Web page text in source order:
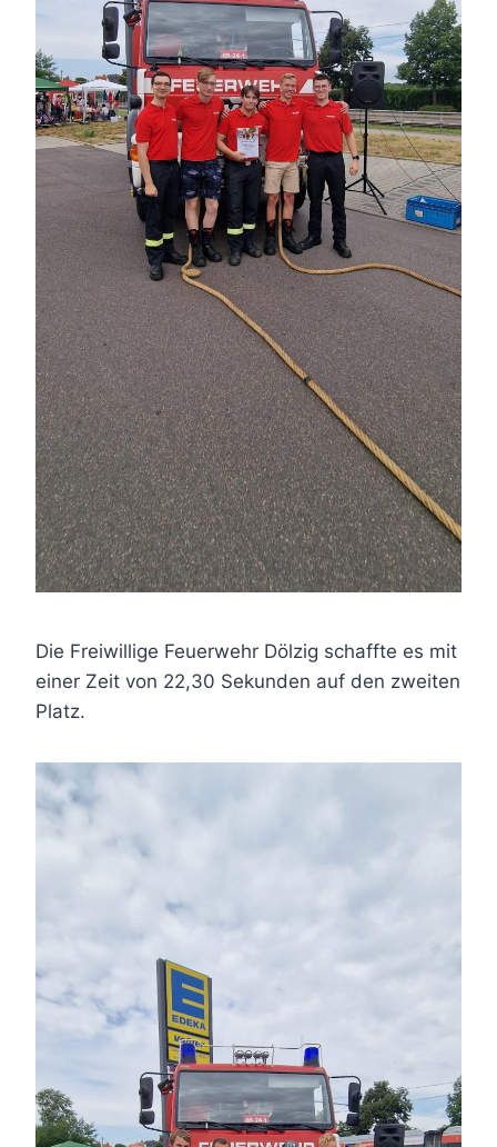
Die Freiwillige Feuerwehr Dölzig schaffte es mit
einer Zeit von 22,30 Sekunden auf den zweiten
Platz.